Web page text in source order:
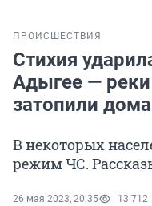
ПРОИСШЕСТВИЯ
Стихия
Адыгее —
затопили
В некоторых
режим ЧС.
26 мая 2023, 20:35 13 712